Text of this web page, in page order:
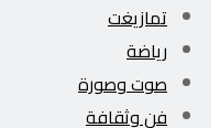
تمازيغت
رياضة
صوت وصورة
فن وثقافة